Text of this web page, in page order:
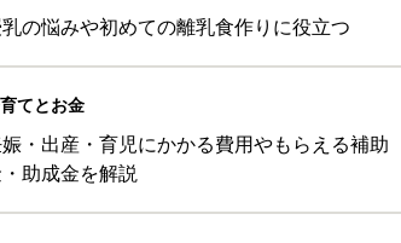
の悩みや初めての離乳食作りに役立つ
てとお金
・出産・育児にかかる費用やもらえる補助
助成金を解説